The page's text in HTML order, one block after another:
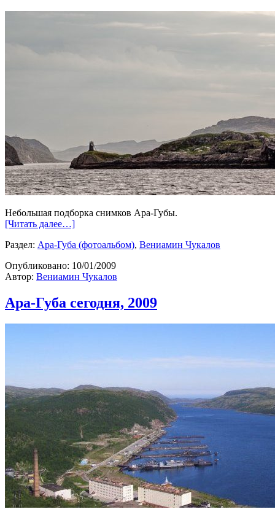
Небольшая подборка снимков Ара-Губы.
[Читать далее…]
Раздел: Ара-Губа (фотоальбом), Вениамин Чукалов
Опубликовано: 10/01/2009
Автор: Вениамин Чукалов
Ара-Губа сегодня, 2009